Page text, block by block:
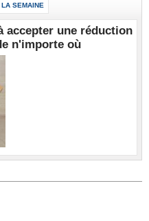
SEMAINE
accepter une réduction
n'importe où